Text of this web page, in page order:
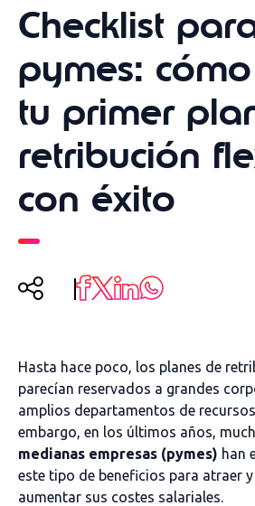
Checklist
pymes:
tu primer
retribución
con éxito
Hasta hace poco, los planes de
parecían reservados a grandes
amplios departamentos de
embargo, en los últimos años,
medianas empresas (pymes) han
este tipo de beneficios para atraer
aumentar sus costes salariales.